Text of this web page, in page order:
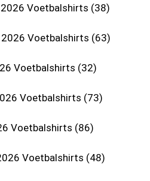
2026 Voetbalshirts 38
Voetbalshirts 63
Voetbalshirts 32
Voetbalshirts 73
Voetbalshirts 86
Voetbalshirts 48